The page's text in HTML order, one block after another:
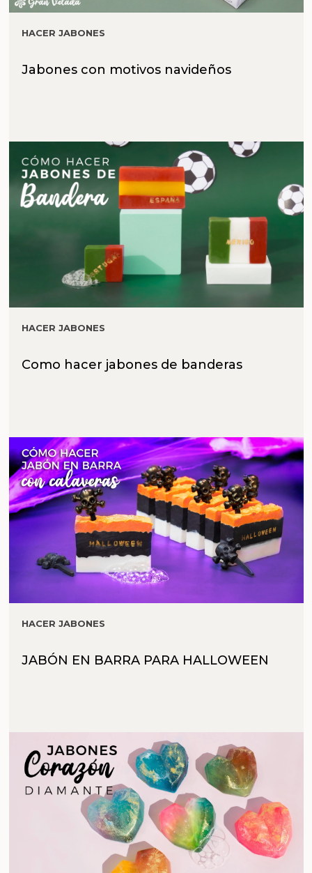
HACER JABONES
Jabones con motivos navideños
HACER JABONES
Como hacer jabones de banderas
HACER JABONES
JABÓN EN BARRA PARA HALLOWEEN